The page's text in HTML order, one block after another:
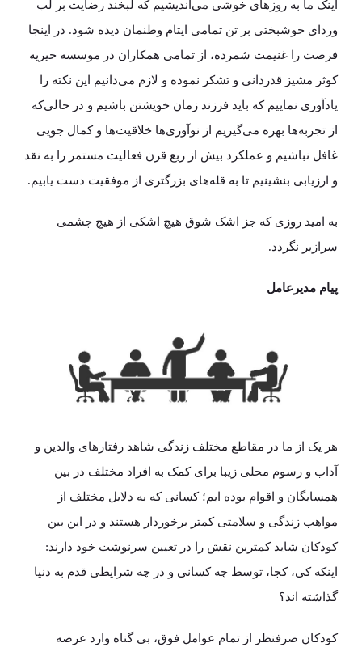
اینک ما به روز‌های خوشی می‌اندیشیم که لبخند رضایت بر لب
وردای خوشبختی بر تن تمامی ایتام وطنمان دیده شود. در اینجا
فرصت را غنیمت شمرده، از تمامی همکاران در موسسه خیریه
کوثر مشیز قدردانی و تشکر نموده و لازم می‌دانیم این نکته را
یادآوری نماییم که باید فرزند زمان خویشتن باشیم و در حالی‌که
از تجربه‌ها بهره می‌گیریم از نوآوری‌ها خلاقیت‌ها و کمال جویی
غافل نباشیم و عملکرد بیش از ربع قرن فعالیت مستمر را به نقد
و ارزیابی بنشینیم تا به قله‌های بزرگتری از موفقیت دست یابیم.
به امید روزی که جز اشک شوق هیچ اشکی از هیچ چشمی
سرازیر نگردد.
پیام مدیرعامل
هر یک از ما در مقاطع مختلف زندگی شاهد رفتارهای والدین و
آداب و رسوم محلی زیبا برای کمک به افراد مختلف در بین
همسایگان و اقوام بوده ایم؛ کسانی که به دلایل مختلف از
مواهب زندگی و سلامتی کمتر برخوردار هستند و در این بین
کودکان شاید کمترین نقش را در تعیین سرنوشت خود دارند:
اینکه کی، کجا، توسط چه کسانی و در چه شرایطی قدم به دنیا
گذاشته اند؟
کودکان صرفنظر از تمام عوامل فوق، بی گناه وارد عرصه